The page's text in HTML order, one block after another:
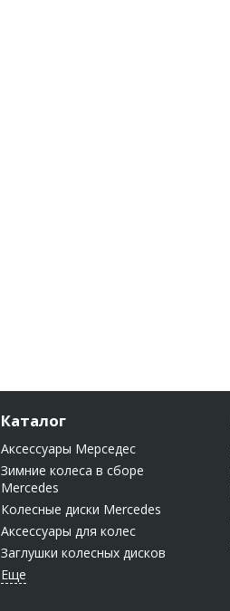
Каталог
Аксессуары Мерседес
Зимние колеса в сборе
Mercedes
Колесные диски Mercedes
Аксессуары для колес
Заглушки колесных дисков